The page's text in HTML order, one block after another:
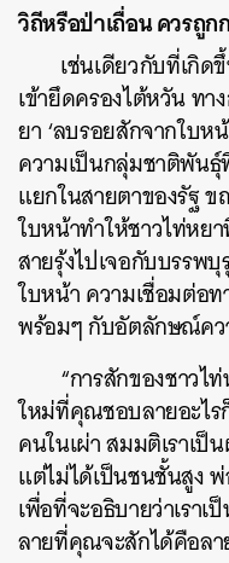
วิถีหรือป่าเถื่อน ควรถู
เช่นเดียวกับที่เกิ
เข้ายึดครองไต้หวัน ท
ยา ‘ลบรอยสักจากใบห
ความเป็นกลุ่มชาติพัน
แยกในสายตาของรัฐ
ใบหน้าทำให้ชาวไท่หย
สายรุ้งไปเจอกับบรรพ
ใบหน้า ความเชื่อมต่
พร้อมๆ กับอัตลักษณ์คว
“การสักของชาวไ
ใหม่ที่คุณชอบลายอะไ
คนในเผ่า สมมติเราเ
แต่ไม่ได้เป็นชนชั้นสูง
เพื่อที่จะอธิบายว่าเรา
ลายที่คุณจะสักได้คือลา